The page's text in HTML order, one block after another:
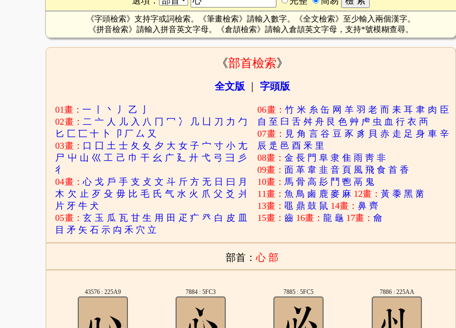
《字頭檢索》支持字或詞檢索。《筆畫檢索》請輸入數字。《全文檢索》至少輸入兩個漢字。
《拼音檢索》請輸入拼音英文字母。《倉頡檢索》請輸入倉頡英文字母，支持*號模糊查尋。
《部首檢索》
全文版 字頭版
01畫：一 丶 丿 乙
02畫：二 亠 人 儿 入 八 冂 冖 冫 几 凵 刀 力 勹
匕 匚 匸 十 卜 卩 厂 厶 又
03畫： 口 囗 土 士 夂 夊 夕 大 女 子 宀 寸 小 尢
尸 屮 山 巛 工 己 巾 干 幺 广 廴 廾 弋 弓 彐 彡
彳
04畫：心 戈 戶 手 支 攴 文 斗 斤 方 无 日 曰 月
木 欠 止 歹 殳 毋 比 毛 氏 气 水 火 爪 父 爻 爿
片 牙 牛 犬
05畫：玄 玉 瓜 瓦 甘 生 用 田 疋 疒 癶 白 皮
目 矛 矢 石 示 禸 禾 穴 立
06畫：竹 米 糸 缶 网 羊 羽 老 而 耒 耳 聿 肉 臣
自 至 臼 舌 舛 舟 艮 色 艸 虍 虫 血 行 衣 襾
07畫： 見 角 言 谷 豆 豕 豸 貝 赤 走 足 身 車 辛
辰 辵 邑 酉 釆 里
08畫：金 長 門 阜 隶 隹 雨 靑 非
09畫： 面 革 韋 韭 音 頁 風 飛 食 首 香
10畫：馬 骨 高 髟 鬥 鬯 鬲 鬼
11畫：魚 鳥 鹵 鹿 麥 麻 12畫：黃 黍 黑 黹
13畫：黽 鼎 鼓 鼠 14畫：鼻 齊
15畫：齒 16畫：龍 龜 17畫：龠
部首：心 部
43576 : 225A9 7884 : 5FC3 7885 : 5FC5 7886 : 225AA